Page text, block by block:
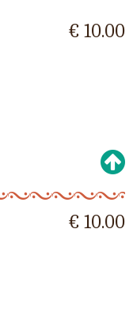
€ 10.00
€ 10.00